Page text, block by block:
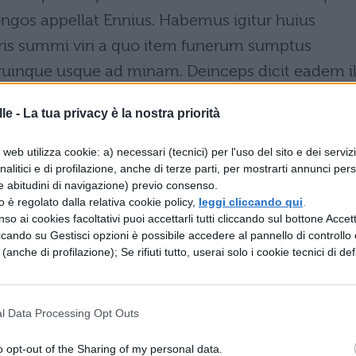
- La tua privacy è la nostra priorità
utilizza cookie: a) necessari (tecnici) per l'uso del sito e dei
e di profilazione, anche di terze parti, per mostrarti annunci
abitudini di navigazione) previo consenso.
è regolato dalla relativa cookie policy, leggi cliccando qui
ai cookies facoltativi puoi accettarli tutti cliccando sul bottone
su Gestisci opzioni è possibile accedere al pannello di controllo
di profilazione); Se rifiuti tutto, userai solo i cookie tecnici di
Data Processing Opt Outs
opt-out of the Sharing of my personal data.
appellat Ennius. Habemus igitur huius
summi viri a quo item funerum sumptus
usque ad minam. Deinceps dicit eadem
post mortem tranquillitate bonorum
sepolcro più alto di quanto non possa essere
[da cinque uomini], né che vi sia messa
necessario a contenere l'elogio del morto
quelli che Ennio chiama "lunghi". Abbiamo
eminente circa i sepolcri, da cui viene posto
a seconda del censo, da una a cinque